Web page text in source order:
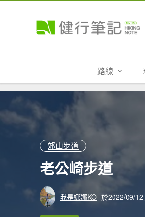
路線
郊山步道
老公崎步道
我是娜娜KO 於2022/09/12